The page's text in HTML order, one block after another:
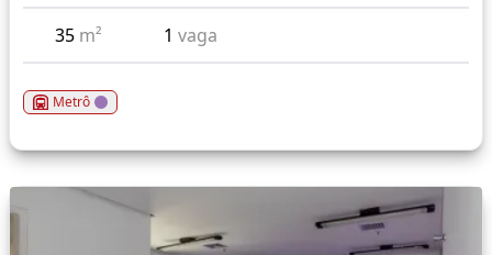
35 m² 1 vaga
Metrô